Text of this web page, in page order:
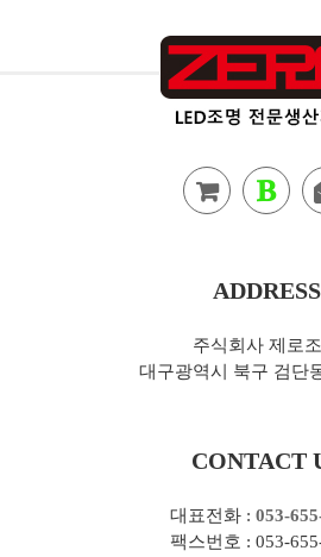
ADDRESS
주식회사 제로
대구광역시 북구 검단
CONTACT
대표전화 : 053-
팩스번호 : 053-